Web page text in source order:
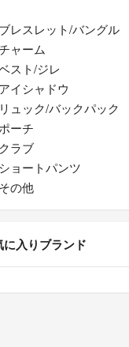
ブレスレット/バングル
ャーム
スト/ジレ
アイシャドウ
リュック/バックパック
ーチ
クラブ
ショートパンツ
その他
に入りブランド